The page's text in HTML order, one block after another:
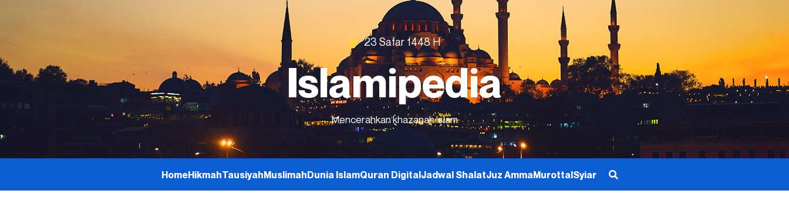
23 Safar 1448 H
Islamipedia
Mencerahkan khazanah Islam
HomeHikmahTausiyahMuslimahDunia IslamQuran DigitalJadwal ShalatJuz AmmaMurottalSyiar